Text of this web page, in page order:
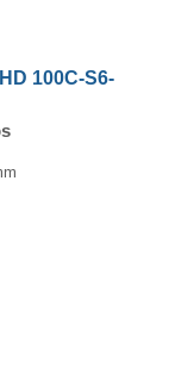
100C-S6-